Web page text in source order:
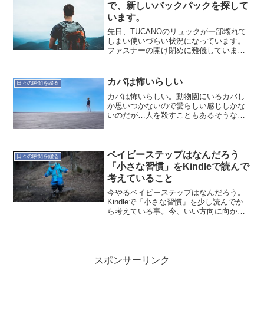
で、新しいバックパックを探して
います。
先日、TUCANOのリュックが一部壊れて
しまい使いづらい状況になっています。
ファスナーの開け閉めに難儀していま
ろな場所に行ってくれた優れたリュック
でした。ほ...
日々の瞬間を綴る カバは怖いらしい
カバは怖いらしい。動物園にいるカバし
か思いつかないので愛らしい感じしかな
いのだが…人を殺すこともあるそうな。
日々の瞬間を綴る
ベイビーステップはなんだろう
「小さな習慣」をKindleで読んで
考えていること
今やるベイビーステップはなんだろう。
Kindleで「小さな習慣」を少し読んでか
ら考えている事。今、いい方向に向かっ
スポンサーリンク